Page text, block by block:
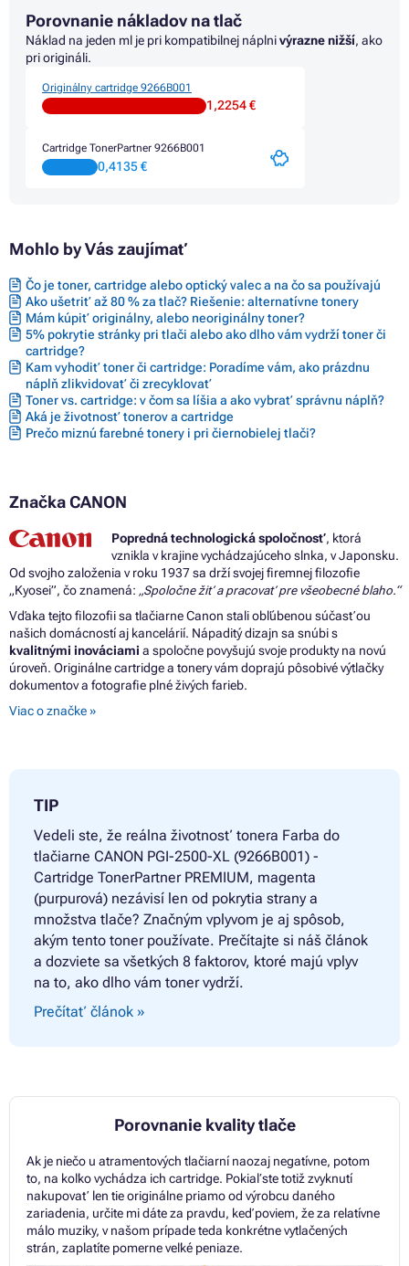
Porovnanie nákladov na tlač
Náklad na jeden ml je pri kompatibilnej náplnivýrazne nižší, ako
pri origináli.
Originálny cartridge 9266B001
1,2254 €
Cartridge TonerPartner 9266B001
0,4135 €
Mohlo by Vás zaujímať
Čo je toner, cartridge alebo optický valec a na čo sa používajú
Ako ušetriť až 80 % za tlač? Riešenie: alternatívne tonery
Mám kúpiť originálny, alebo neoriginálny toner?
5% pokrytie stránky pri tlači alebo ako dlho vám vydrží toner či
cartridge?
Kam vyhodiť toner či cartridge: Poradíme vám, ako prázdnu
náplň zlikvidovať či zrecyklovať
Toner vs. cartridge: v čom sa líšia a ako vybrať správnu náplň?
Aká je životnosť tonerov a cartridge
Prečo miznú farebné tonery i pri čiernobielej tlači?
Značka CANON
Popredná technologická spoločnosť, ktorá
vznikla v krajine vychádzajúceho slnka, v Japonsku.
Od svojho založenia v roku 1937 sa drží svojej firemnej filozofie
„Kyosei”, čo znamená: „Spoločne žiť a pracovať pre všeobecné blaho.“
Vďaka tejto filozofii sa tlačiarne Canon stali obľúbenou súčasťou
našich domácností aj kancelárií. Nápaditý dizajn sa snúbi s
kvalitnými inováciami a spoločne povyšujú svoje produkty na novú
úroveň. Originálne cartridge a tonery vám doprajú pôsobivé výtlačky
dokumentov a fotografie plné živých farieb.
Viac o značke »
TIP
Vedeli ste, že reálna životnosť tonera Farba do
tlačiarne CANON PGI-2500-XL (9266B001) -
Cartridge TonerPartner PREMIUM, magenta
(purpurová) nezávisí len od pokrytia strany a
množstva tlače? Značným vplyvom je aj spôsob,
akým tento toner používate. Prečítajte si náš článok
a dozviete sa všetkých 8 faktorov, ktoré majú vplyv
na to, ako dlho vám toner vydrží.
Prečítať článok »
Porovnanie kvality tlače
Ak je niečo u atramentových tlačiarní naozaj negatívne, potom
to, na koľko vychádza ich cartridge. Pokiaľ ste totiž zvyknutí
nakupovať len tie originálne priamo od výrobcu daného
zariadenia, určite mi dáte za pravdu, keď poviem, že za relatívne
málo muziky, v našom prípade teda konkrétne vytlačených
strán, zaplatíte pomerne veľké peniaze.